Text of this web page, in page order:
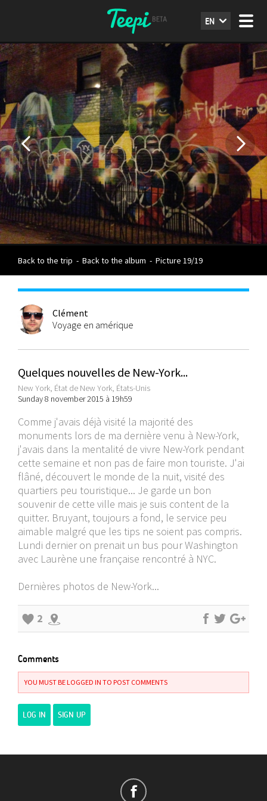
EN
Back to the trip - Back to the album - Picture 19/19
Clément
Voyage en amérique
Quelques nouvelles de New-York...
New York, État de New York, États-Unis
Sunday 8 november 2015 à 19h59
Comme j'avais déjà visité la majorité des
monuments lors de ma dernière venu à New-York,
j'avais dans la mentalité de vivre New-York pendant
cette semaine et non pas de faire mon touriste. J'ai
flâné, découvert le monde de la nuit, visité des
quartiers peu touristique... Je garde un bon
souvenir de cette ville mais je suis content de la
quitter. Bruyant, toujours a fond, le service peu
aimable malgré que les tips ne soient pas compris.
Lundi dernier on prenait un bus pour Washington
avec Laurène une française rencontré à NYC.
Dernières photos de New-York...
2
Comments
YOU MUST BE LOGGED IN TO POST COMMENTS
LOG IN SIGN UP